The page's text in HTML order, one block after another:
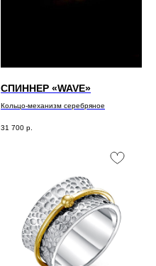
СПИННЕР «WAVE»
Кольцо-механизм серебряное
31 700 р.